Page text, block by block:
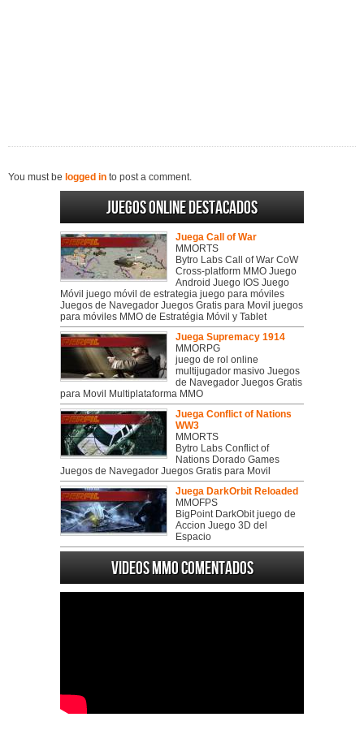
You must be logged in to post a comment.
Juegos online destacados
Juega Call of War
MMORTS
Bytro Labs Call of War CoW
Cross-platform MMO Juego
Android Juego IOS Juego
Móvil juego móvil de estrategia juego para móviles
Juegos de Navegador Juegos Gratis para Movil juegos
para móviles MMO de Estratégia Móvil y Tablet
Juega Supremacy 1914
MMORPG
juego de rol online
multijugador masivo Juegos
de Navegador Juegos Gratis
para Movil Multiplataforma MMO
Juega Conflict of Nations
WW3
MMORTS
Bytro Labs Conflict of
Nations Dorado Games
Juegos de Navegador Juegos Gratis para Movil
Juega DarkOrbit Reloaded
MMOFPS
BigPoint DarkObit juego de
Accion Juego 3D del
Espacio
Videos MMO Comentados